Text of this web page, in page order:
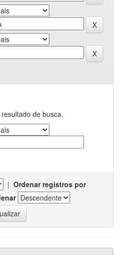
de busca.
| Ordenar registros por